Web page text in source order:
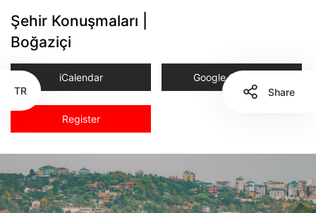
Şehir Konuşmaları |
Boğaziçi
iCalendar Google Calender
Register
Share
TR